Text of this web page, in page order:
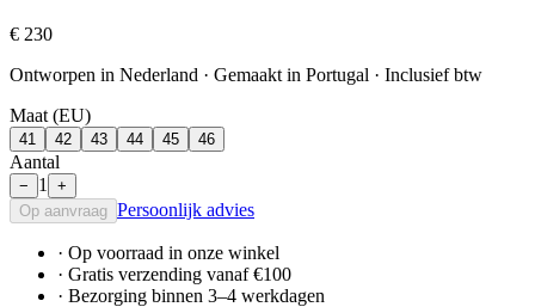
€ 230
Ontworpen in Nederland · Gemaakt in Portugal · Inclusief btw
Maat (EU)
41 42 43 44 45 46
Aantal
− 1
+
Op aanvraag Persoonlijk advies
· Op voorraad in onze winkel
· Gratis verzending vanaf €100
· Bezorging binnen 3–4 werkdagen